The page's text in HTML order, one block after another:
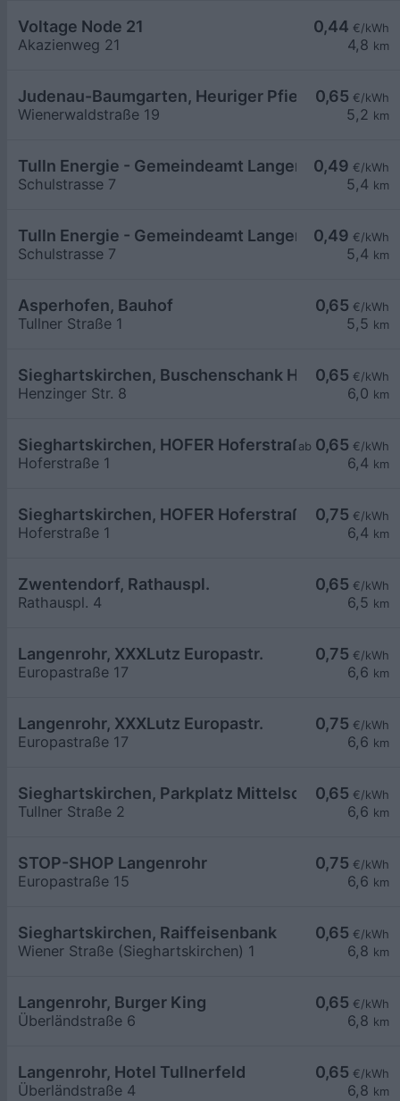
0,44 €/kWh
4,8 km
Voltage Node 21
Akazienweg 21
0,65 €/kWh
5,2 km
Judenau-Baumgarten, Heuriger Pfiel
Wienerwaldstraße 19
0,49 €/kWh
5,4 km
Tulln Energie - Gemeindeamt Langenrohr 1
Schulstrasse 7
0,49 €/kWh
5,4 km
Tulln Energie - Gemeindeamt Langenrohr 2
Schulstrasse 7
0,65 €/kWh
5,5 km
Asperhofen, Bauhof
Tullner Straße 1
0,65 €/kWh
6,0 km
Sieghartskirchen, Buschenschank Hauck
Henzinger Str. 8
ab 0,65 €/kWh
6,4 km
Sieghartskirchen, HOFER Hoferstraße
Hoferstraße 1
0,75 €/kWh
6,4 km
Sieghartskirchen, HOFER Hoferstraße
Hoferstraße 1
0,65 €/kWh
6,5 km
Zwentendorf, Rathauspl.
Rathauspl. 4
0,75 €/kWh
6,6 km
Langenrohr, XXXLutz Europastr.
Europastraße 17
0,75 €/kWh
6,6 km
Langenrohr, XXXLutz Europastr.
Europastraße 17
0,65 €/kWh
6,6 km
Sieghartskirchen, Parkplatz Mittelschule
Tullner Straße 2
0,75 €/kWh
6,6 km
STOP-SHOP Langenrohr
Europastraße 15
0,65 €/kWh
6,8 km
Sieghartskirchen, Raiffeisenbank
Wiener Straße (Sieghartskirchen) 1
0,65 €/kWh
6,8 km
Langenrohr, Burger King
Überländstraße 6
0,65 €/kWh
6,8 km
Langenrohr, Hotel Tullnerfeld
Überländstraße 4